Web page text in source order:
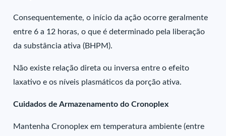
Consequentemente, o início da ação ocorre geralmente
entre 6 a 12 horas, o que é determinado pela liberação
da substância ativa (BHPM).
Não existe relação direta ou inversa entre o efeito
laxativo e os níveis plasmáticos da porção ativa.
Cuidados de Armazenamento do Cronoplex
Mantenha Cronoplex em temperatura ambiente (entre